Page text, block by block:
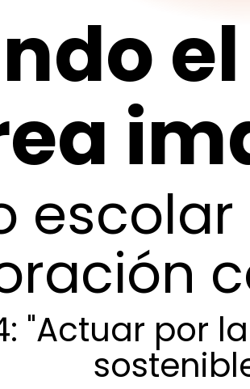
el
escolar
"Actuar por la